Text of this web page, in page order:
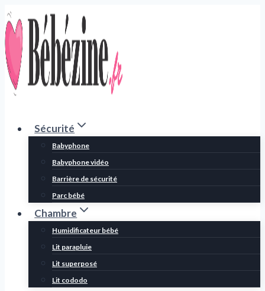
Aller
au
contenu
Sécurité
Babyphone
Babyphone vidéo
Barrière de sécurité
Parc bébé
Chambre
Humidificateur bébé
Lit parapluie
Lit superposé
Lit cododo